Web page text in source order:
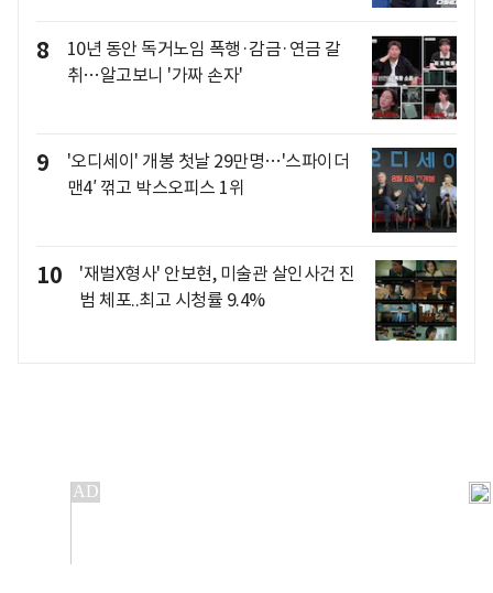
8
10년 동안 독거노임 폭행·감금·연금 갈
취…알고보니 '가짜 손자'
9
'오디세이' 개봉 첫날 29만명…'스파이더
맨4′ 꺾고 박스오피스 1위
10
'재벌X형사' 안보현, 미술관 살인사건 진
범 체포..최고 시청률 9.4%